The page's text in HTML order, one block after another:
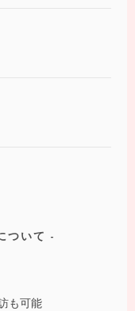
ついて
も可能